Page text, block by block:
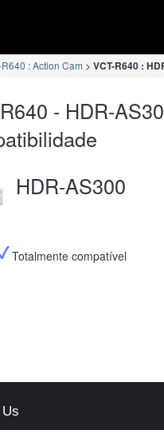
R640 : Action Cam VCT-R640 :
- HDR-
HDR-AS300
Totalmente compatível